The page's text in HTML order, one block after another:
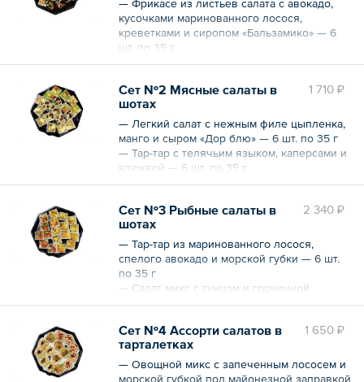
— Фрикасе из листьев салата с авокадо,
кусочками маринованного лосося,
креветками и сиропом «Бальзамико» — 6
шт. по 35 г
— Салат из индейки, свежими овощами,
35 г
— Салат из хрустящих овощей с куриным
филе, черносливом и грецким орехом — 6
шт. по 35 г
Вес — 630 г
1 710 ₽
Сет №2 Мясные салаты в
шотах
— Легкий салат с нежным филе цыпленка,
манго и сыром «Дор блю» — 6 шт. по 35 г
— Тар-тар с телячьим языком, каперсами и
клюквой — 6 шт. по 35 г
— Салат с бужениной, зеленым яблочком,
яйцом — 6 шт. по 35 г
Вес — 630 г
2 340 ₽
Сет №3 Рыбные салаты в
шотах
— Тар-тар из маринованного лосося,
спелого авокадо и морской губки — 6 шт.
по 35 г
— Салат микс с тунцом и горчичной
заправкой — 6 шт. по 35 г
фасолью, пряным базиликом и
тыквенными семечками — 6 шт. по 35 г
Вес — 630 г
1 650 ₽
Сет №4 Ассорти салатов в
тарталетках
— Овощной микс с запеченным лососем и
морской губкой под майонезной заправкой